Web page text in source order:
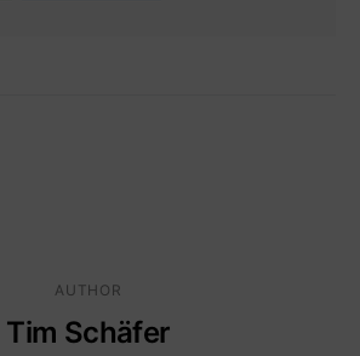
AUTHOR
Tim Schäfer